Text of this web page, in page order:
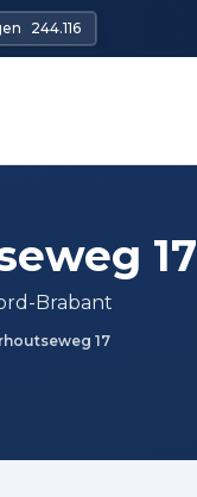
244.116
17
Brabant
17